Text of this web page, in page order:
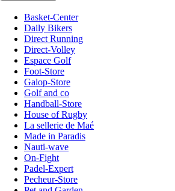
Basket-Center
Daily Bikers
Direct Running
Direct-Volley
Espace Golf
Foot-Store
Galop-Store
Golf and co
Handball-Store
House of Rugby
La sellerie de Maé
Made in Paradis
Nauti-wave
On-Fight
Padel-Expert
Pecheur-Store